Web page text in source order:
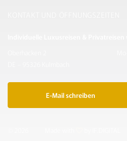
E-Mail schreiben